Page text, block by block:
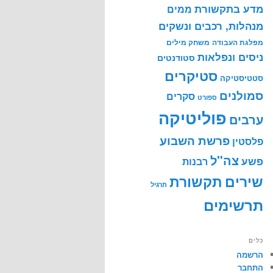
מדע בתקשורת ממים
מנהלות, רכבים ונשקים
מפלגת העבודה משחק מילים
ניסים ונפלאות סטודנטים
סטטיסטיקה סטיקרים
סמולנים ספורט סקרים
ערבים פוליטיקה
פלסטין פרשת השבוע
פשעצה"ל רבנות
שירים תקשורת תרגיל
תרשימים
כלים
הרשמה
התחבר